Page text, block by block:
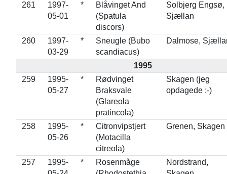
261
1997-
05-01
*
Blåvinget And
(Spatula
discors)
Solbjerg Engsø,
Sjællan
260
1997-
03-29
*
Sneugle (Bubo
scandiacus)
Dalmose,
1995
259
1995-
05-27
*
Rødvinget
Braksvale
(Glareola
pratincola)
Skagen (jeg
opdagede :-)
258
1995-
05-26
*
Citronvipstjert
(Motacilla
citreola)
Grenen, Skagen
257
1995-
*
Rosenmåge
Nordstrand,